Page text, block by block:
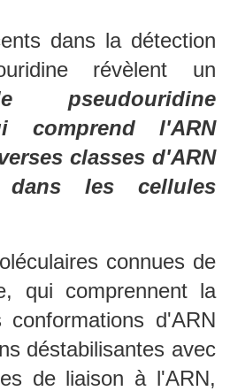
dans la détection
révèlent un
pseudouridine
comprend l'ARN
classes d'ARN
les cellules
connues de
qui comprennent la
conformations d'ARN
déstabilisantes avec
de liaison à l'ARN,